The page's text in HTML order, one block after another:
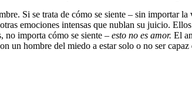
Si se trata de cómo se siente – sin importar
emociones intensas que nublan su juicio.
no importa cómo se siente – esto no es amor. El
un hombre del miedo a estar solo o no ser